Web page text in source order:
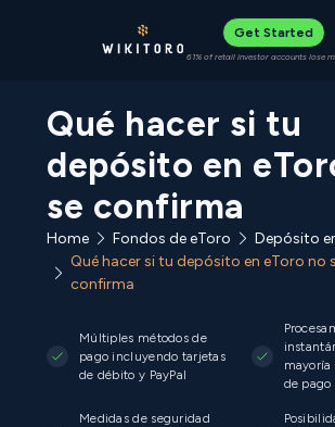
Get Started
61% of retail investor accounts lose
Qué hacer si tu
depósito en
se confirma
Home Fondos de eToro
Depósito
Qué hacer si tu depósito en eToro no
confirma
Múltiples métodos de
pago incluyendo tarjetas
de débito y PayPal
mayoría
de pago
Medidas de seguridad